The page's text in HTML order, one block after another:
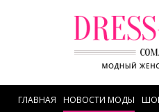
ГЛАВНАЯ НОВОСТИ МОДЫ